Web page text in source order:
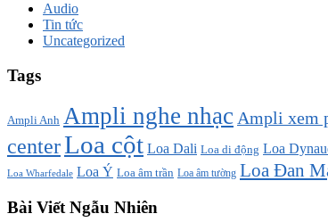
Audio
Tin tức
Uncategorized
Tags
Ampli Anh Ampli nghe nhạc Ampli xem
centerLoa cột Loa Dali Loa di động Loa
Loa Wharfedale Loa Ý Loa âm trần Loa âm tường Loa Đan
Bài Viết Ngẫu Nhiên